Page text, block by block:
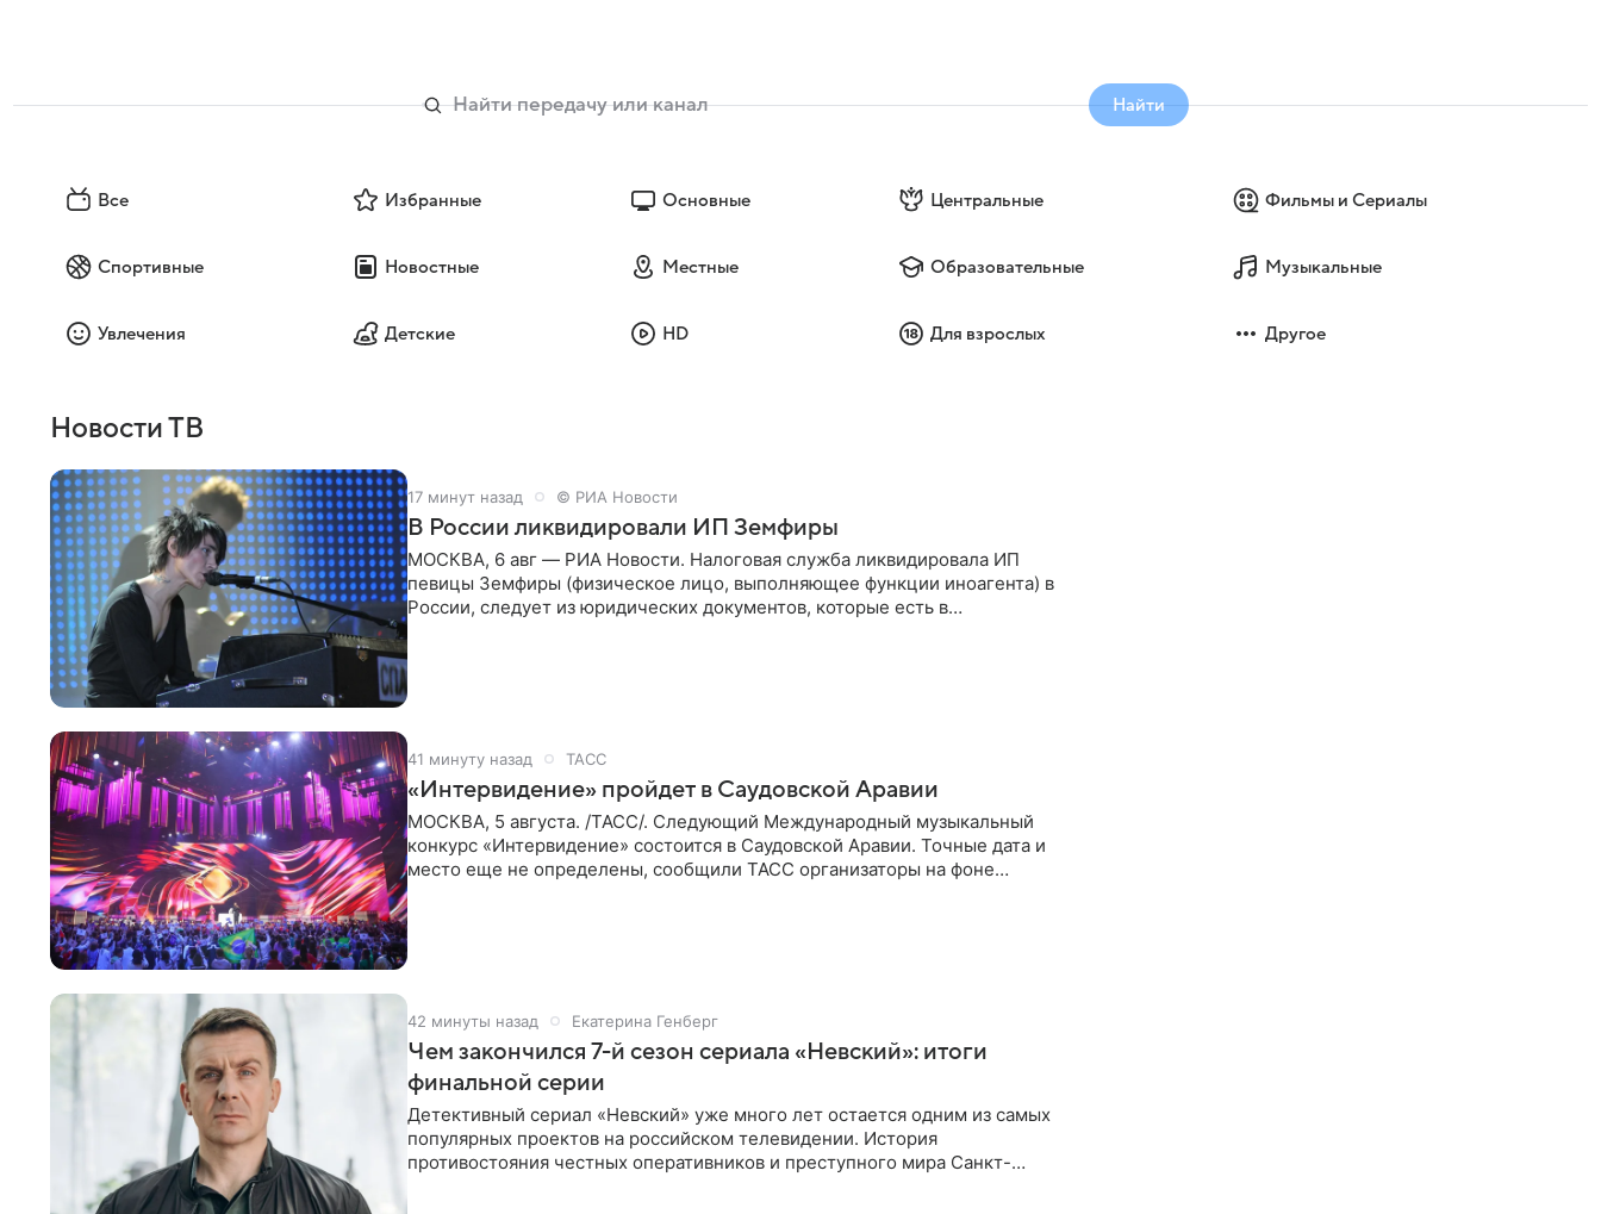
Найти
Все Избранные Основные Центральные Фильмы и Сериалы
Спортивные Новостные Местные Образовательные Музыкальные
Увлечения Детские HD Для взрослых Другое
Новости ТВ
17 минут назад © РИА Новости
В России ликвидировали ИП Земфиры
МОСКВА, 6 авг — РИА Новости. Налоговая служба ликвидировала ИП
певицы Земфиры (физическое лицо, выполняющее функции иноагента) в
России, следует из юридических документов, которые есть в
41 минуту назад ТАСС
«Интервидение» пройдет в Саудовской Аравии
МОСКВА, 5 августа. /ТАСС/. Следующий Международный музыкальный
конкурс «Интервидение» состоится в Саудовской Аравии. Точные дата и
место еще не определены, сообщили ТАСС организаторы на фоне
42 минуты назад Екатерина Генберг
Чем закончился 7-й сезон сериала «Невский»: итоги
финальной серии
Детективный сериал «Невский» уже много лет остается одним из самых
популярных проектов на российском телевидении. История
противостояния честных оперативников и преступного мира Санкт-